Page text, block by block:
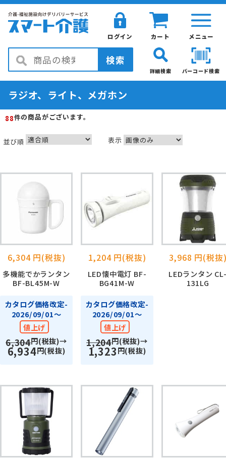
メニュー
カート
ログイン
検索
バーコード検索
詳細検索
ラジオ、ライト、メガホン
88件の商品がございます。
並び順 表示
6,304 円(税抜)
多機能でかランタン
BF-BL45M-W
カタログ価格改定-
2026/09/01～
値上げ
6,304円(税抜)→
6,934円(税抜)
1,204 円(税抜)
LED懐中電灯 BF-
BG41M-W
カタログ価格改定-
2026/09/01～
値上げ
1,204円(税抜)→
1,323円(税抜)
3,968 円(税抜
LEDランタン
131LG